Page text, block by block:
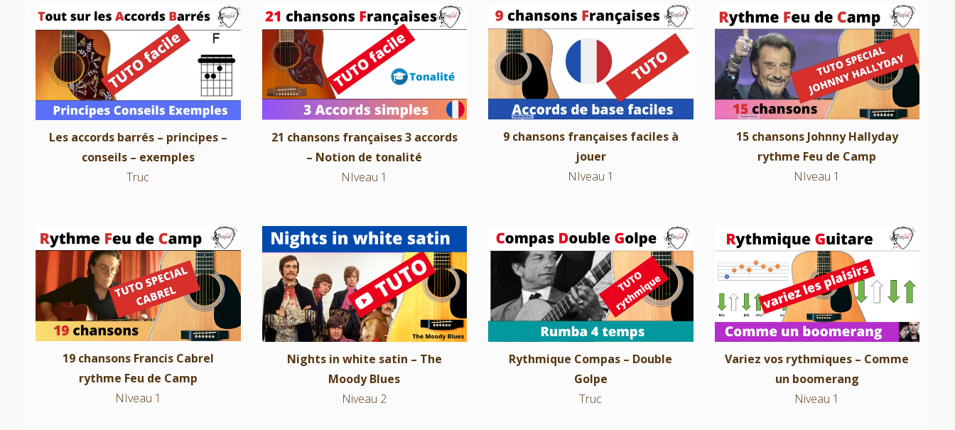
Les accords barrés – principes –
conseils – exemples
Truc
Les accords barrés – principes –
conseils – exemples
Truc
21 chansons françaises 3 accords –
Notion de tonalité
NIveau 1
21 chansons françaises 3 accords
– Notion de tonalité
NIveau 1
9 chansons françaises faciles à
NIveau 1
9 chansons françaises faciles à
jouer
NIveau 1
15 chansons Johnny Hallyday rythme
Feu de Camp
NIveau 1
15 chansons Johnny Hallyday
rythme Feu de Camp
NIveau 1
19 chansons Francis Cabrel rythme
Feu de Camp
NIveau 1
19 chansons Francis Cabrel
rythme Feu de Camp
NIveau 1
Nights in white satin – The Moody
Blues
Niveau 2
Nights in white satin – The
Moody Blues
Niveau 2
Rythmique Compas – Double Golpe
Truc
Rythmique Compas – Double
Golpe
Truc
Variez vos rythmiques – Comme un
boomerang
Niveau 1
Variez vos rythmiques – Comme
un boomerang
Niveau 1